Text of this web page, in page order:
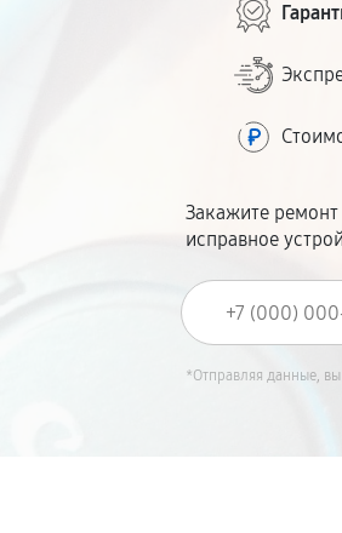
Закажите
исправное
*Отправляя данные, вы